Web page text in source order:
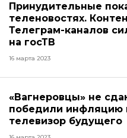
Принудительные
теленовостях.
Телеграм-каналов
на госТВ
16 марта 2023
«Вагнеровцы» не
победили инфляцию
телевизор будущего